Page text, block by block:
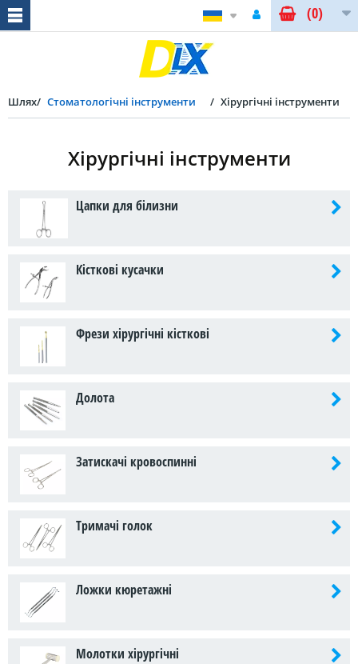
(0)
Шлях Стоматологічні інструменти Хірургічні інструменти
Хірургічні інструменти
Цапки для білизни
Кісткові кусачки
Фрези хірургічні кісткові
Долота
Затискачі кровоспинні
Тримачі голок
Ложки кюретажні
Молотки хірургічні